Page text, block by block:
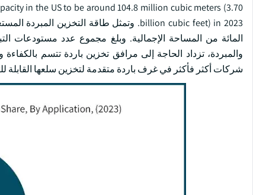
in the US to be around 104.8 million cubic meters (3.70
والمبردة، تزداد الحاجة إلى مرافق تخزين باردة تتسم
شركات أكثر فأكثر في غرف باردة متقدمة لتخزين سلعها القابلة